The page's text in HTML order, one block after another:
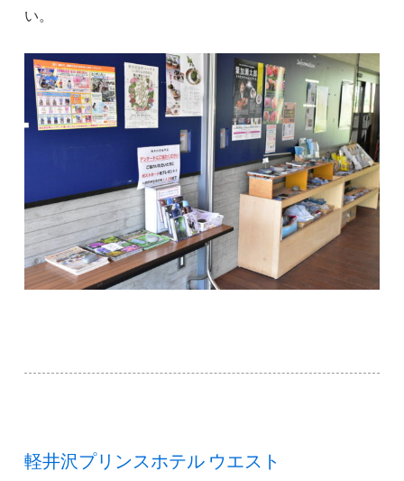
い。
軽井沢プリンスホテル ウエスト